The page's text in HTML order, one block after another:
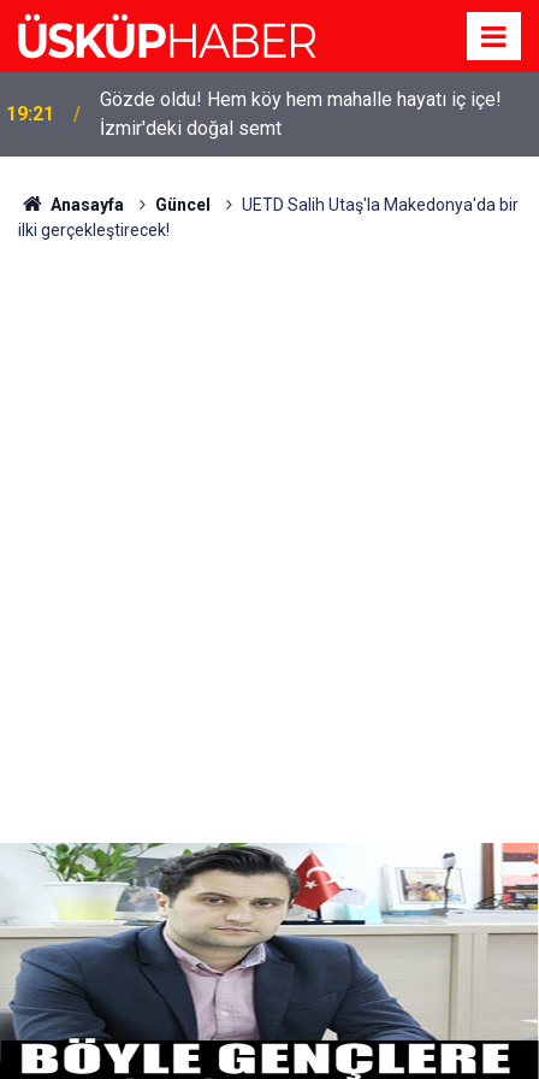
19:21
Gözde oldu! Hem köy hem mahalle hayatı iç içe!
İzmir'deki doğal semt
Anasayfa Güncel
UETD Salih Utaş'la Makedonya'da bir
ilki gerçekleştirecek!